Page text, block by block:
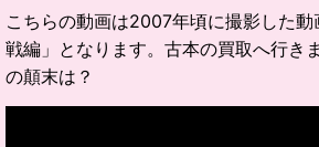
こちらの動画は2007年頃に撮影した
戦編」となります。古本の買取へ行き
の顛末は？